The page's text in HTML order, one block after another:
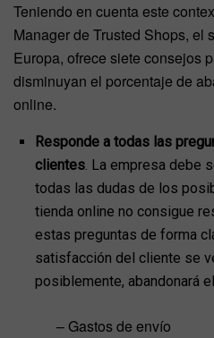
Teniendo en cuenta este
Manager de Trusted Shops, el
Europa, ofrece siete consejos
disminuyan el porcentaje de
online.
Responde a todas las
clientes. La empresa debe
todas las dudas de los
tienda online no consigue
estas preguntas de forma
satisfacción del cliente se
posiblemente, abandonará
– Gastos de envío